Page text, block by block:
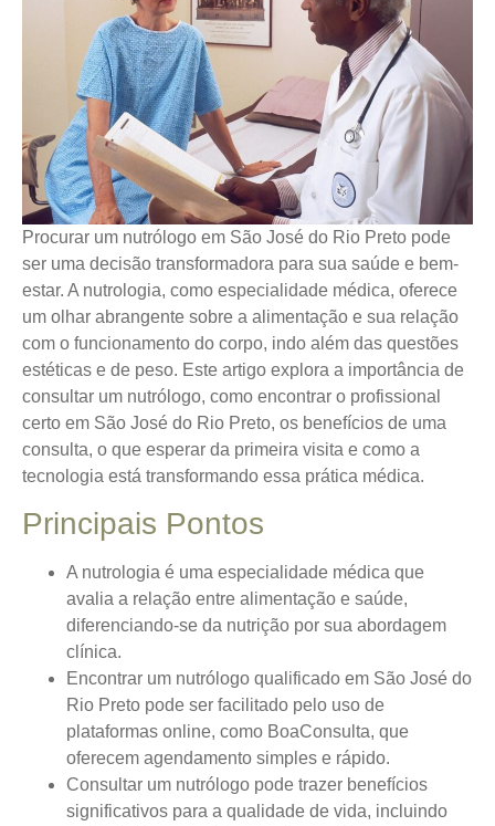
Procurar um nutrólogo em São José do Rio Preto pode
ser uma decisão transformadora para sua saúde e bem-
estar. A nutrologia, como especialidade médica, oferece
um olhar abrangente sobre a alimentação e sua relação
com o funcionamento do corpo, indo além das questões
estéticas e de peso. Este artigo explora a importância de
consultar um nutrólogo, como encontrar o profissional
certo em São José do Rio Preto, os benefícios de uma
consulta, o que esperar da primeira visita e como a
tecnologia está transformando essa prática médica.
Principais Pontos
A nutrologia é uma especialidade médica que
avalia a relação entre alimentação e saúde,
diferenciando-se da nutrição por sua abordagem
clínica.
Encontrar um nutrólogo qualificado em São José do
Rio Preto pode ser facilitado pelo uso de
plataformas online, como BoaConsulta, que
oferecem agendamento simples e rápido.
Consultar um nutrólogo pode trazer benefícios
significativos para a qualidade de vida, incluindo